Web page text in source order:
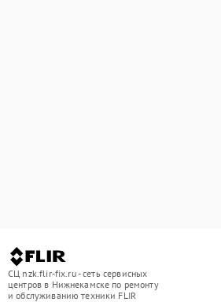
СЦ nzk.flir-fix.ru - сеть сервисных
центров в Нижнекамске по ремонту
и обслуживанию техники FLIR